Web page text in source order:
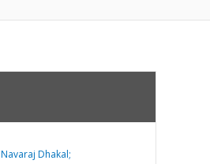
Navaraj Dhakal;